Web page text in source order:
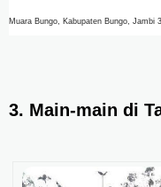
Muara Bungo, Kabupaten Bungo, Jambi
3. Main-main di